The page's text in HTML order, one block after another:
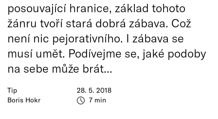
Tip
Boris Hokr
28. 5. 2018
7 min
posouvající hranice, základ tohoto
žánru tvoří stará dobrá zábava. Což
není nic pejorativního. I zábava se
musí umět. Podívejme se, jaké podoby
na sebe může brát...